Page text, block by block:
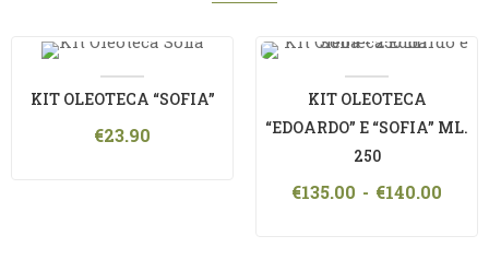
KIT OLEOTECA “SOFIA”
€23.90
KIT OLEOTECA
“EDOARDO” E “SOFIA” ML.
250
€135.00 - €140.00